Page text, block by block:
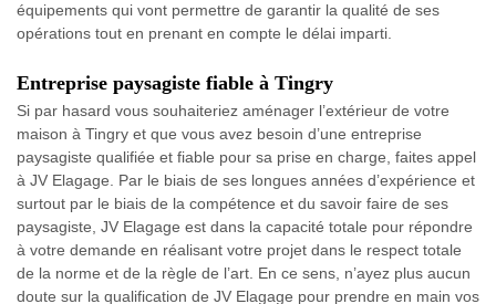
équipements qui vont permettre de garantir la qualité de ses
opérations tout en prenant en compte le délai imparti.
Entreprise paysagiste fiable à Tingry
Si par hasard vous souhaiteriez aménager l’extérieur de votre
maison à Tingry et que vous avez besoin d’une entreprise
paysagiste qualifiée et fiable pour sa prise en charge, faites appel
à JV Elagage. Par le biais de ses longues années d’expérience et
surtout par le biais de la compétence et du savoir faire de ses
paysagiste, JV Elagage est dans la capacité totale pour répondre
à votre demande en réalisant votre projet dans le respect totale
de la norme et de la règle de l’art. En ce sens, n’ayez plus aucun
doute sur la qualification de JV Elagage pour prendre en main vos